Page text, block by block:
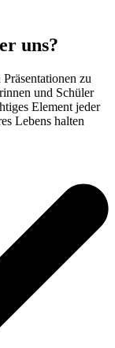
uns?
zu
und Schüler
Element jeder
Lebens halten